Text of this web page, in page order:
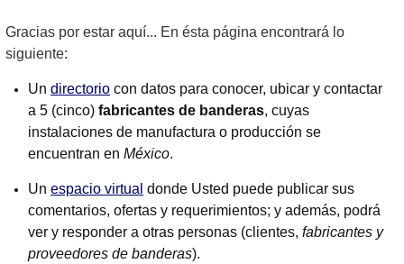
Gracias por estar aquí... En ésta página encontrará lo
siguiente:
Un directorio con datos para conocer, ubicar y contactar
a 5 (cinco) fabricantes de banderas, cuyas
instalaciones de manufactura o producción se
encuentran en México.
Un espacio virtual donde Usted puede publicar sus
comentarios, ofertas y requerimientos; y además, podrá
ver y responder a otras personas (clientes, fabricantes y
proveedores de banderas).